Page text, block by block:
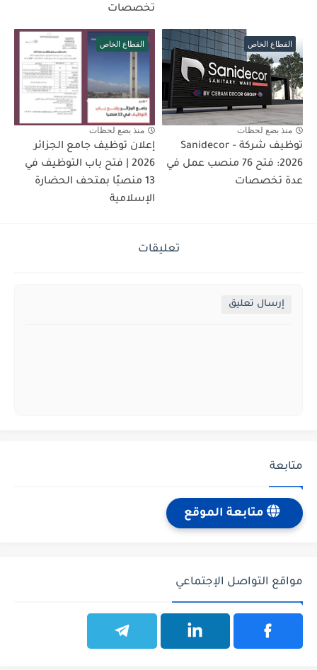
تخصصات
القطاع الخاص
منذ بضع لحظات
توظيف شركة Sanidecor -
2026: فتح 76 منصب عمل في
عدة تخصصات
القطاع الخاص
منذ بضع لحظات
إعلان توظيف جامع الجزائر
2026 | فتح باب التوظيف في
13 منصبًا بمتحف الحضارة
الإسلامية
تعليقات
إرسال تعليق
متابعة
متابعة الموقع
مواقع التواصل الإجتماعي